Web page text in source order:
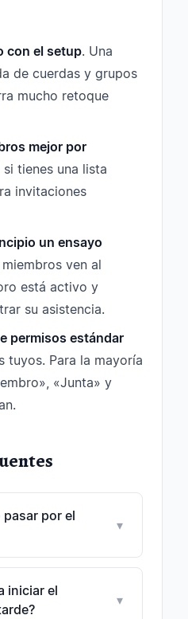
con el setup. Una
de cuerdas y grupos
mucho retoque
mejor por
si tienes una lista
invitaciones
un ensayo
ven al
está activo y
su asistencia.
permisos estándar
tuyos. Para la mayoría
«Junta» y
por el
▾
iniciar el
▾